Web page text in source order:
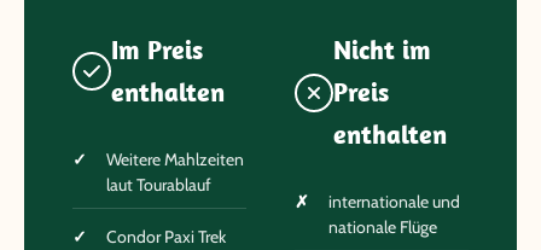
Im Preis
enthalten
Weitere Mahlzeiten
laut Tourablauf
Condor Paxi Trek
Nicht im
Preis
enthalten
internationale und
nationale Flüge